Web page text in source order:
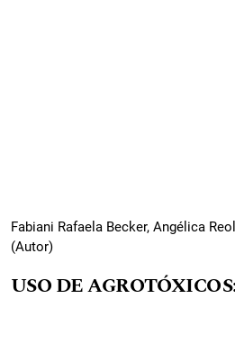
Fabiani Rafaela Becker, Angélica
(Autor)
USO DE